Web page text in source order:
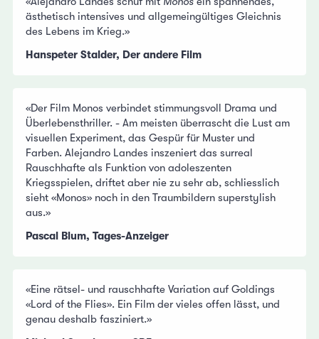
ästhetisch intensives und allgemeingültiges Gleichnis
des Lebens im Krieg.»
Hanspeter Stalder, Der andere Film
«Der Film Monos verbindet stimmungsvoll Drama und
Überlebensthriller. - Am meisten überrascht die Lust am
visuellen Experiment, das Gespür für Muster und
Farben. Alejandro Landes inszeniert das surreal
Rauschhafte als Funktion von adoleszenten
Kriegsspielen, driftet aber nie zu sehr ab, schliesslich
sieht «Monos» noch in den Traumbildern superstylish
aus.»
Pascal Blum, Tages-Anzeiger
«Eine rätsel- und rauschhafte Variation auf Goldings
«Lord of the Flies». Ein Film der vieles offen lässt, und
genau deshalb fasziniert.»